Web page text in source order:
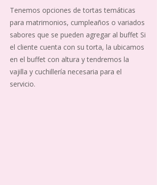
Tenemos opciones de tortas temáticas
para matrimonios, cumpleaños o variados
sabores que se pueden agregar al buffet Si
el cliente cuenta con su torta, la ubicamos
en el buffet con altura y tendremos la
vajilla y cuchillería necesaria para el
servicio.